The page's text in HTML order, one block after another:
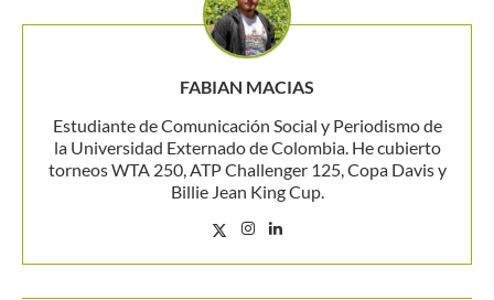
FABIAN MACIAS
Estudiante de Comunicación Social y Periodismo de
la Universidad Externado de Colombia. He cubierto
torneos WTA 250, ATP Challenger 125, Copa Davis y
Billie Jean King Cup.